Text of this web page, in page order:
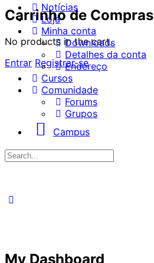
Carrinho de Compras
No products in the cart.
Entrar Registrar-se
Notícias
Loja
Minha conta
Downloads
Detalhes da conta
Endereço
Cursos
Comunidade
Forums
Grupos
Campus
My Dashboard